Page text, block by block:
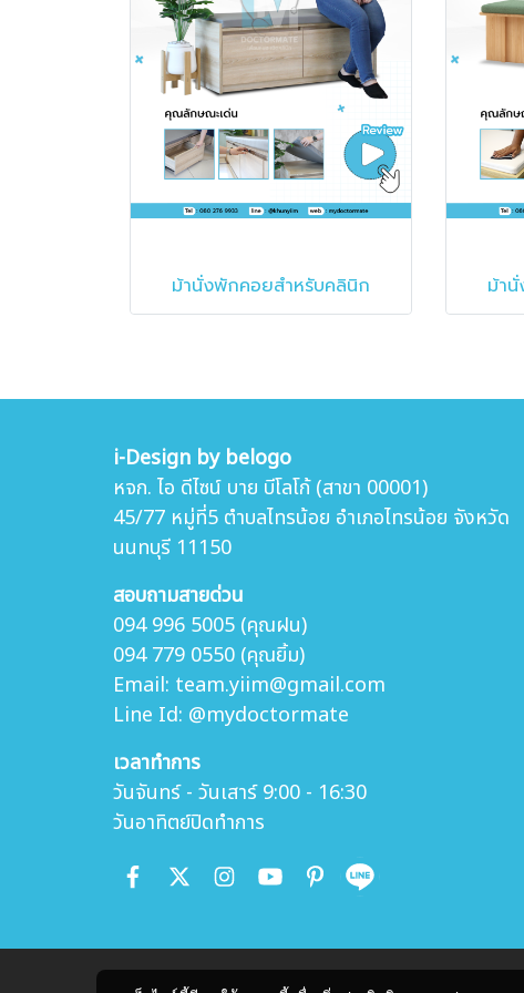
ม้านั่งพักคอยสำหรับคลินิก ม้า
i-Design by belogo
หจก. ไอ ดีไซน์ บาย บีโลโก้ (สาขา 00001)
45/77 หมู่ที่5 ตำบลไทรน้อย อำเภอไทรน้อย จังหวัด
นนทบุรี 11150
สอบถามสายด่วน
094 996 5005 (คุณฝน)
094 779 0550 (คุณยิ้ม)
Email: team.yiim@gmail.com
Line Id: @mydoctormate
เวลาทำการ
วันจันทร์ - วันเสาร์ 9:00 - 16:30
วันอาทิตย์ปิดทำการ